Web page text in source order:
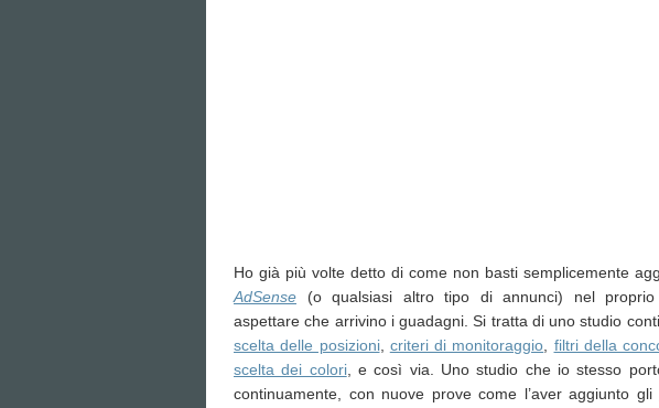
Ho già più volte detto di come non basti semplicemente
AdSense (o qualsiasi altro tipo di annunci) nel
aspettare che arrivino i guadagni. Si tratta di uno studio
scelta delle posizioni, criteri di monitoraggio filtri della
scelta dei colori, e così via. Uno studio che io stesso
continuamente, con nuove prove come l’aver aggiunto gli